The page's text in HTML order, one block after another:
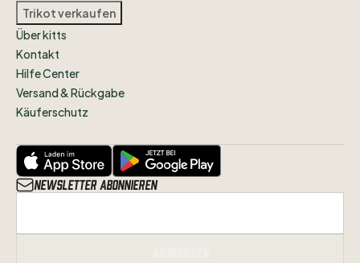
Trikot verkaufen
Über kitts
Kontakt
Hilfe Center
Versand & Rückgabe
Käuferschutz
Newsletter abonnieren